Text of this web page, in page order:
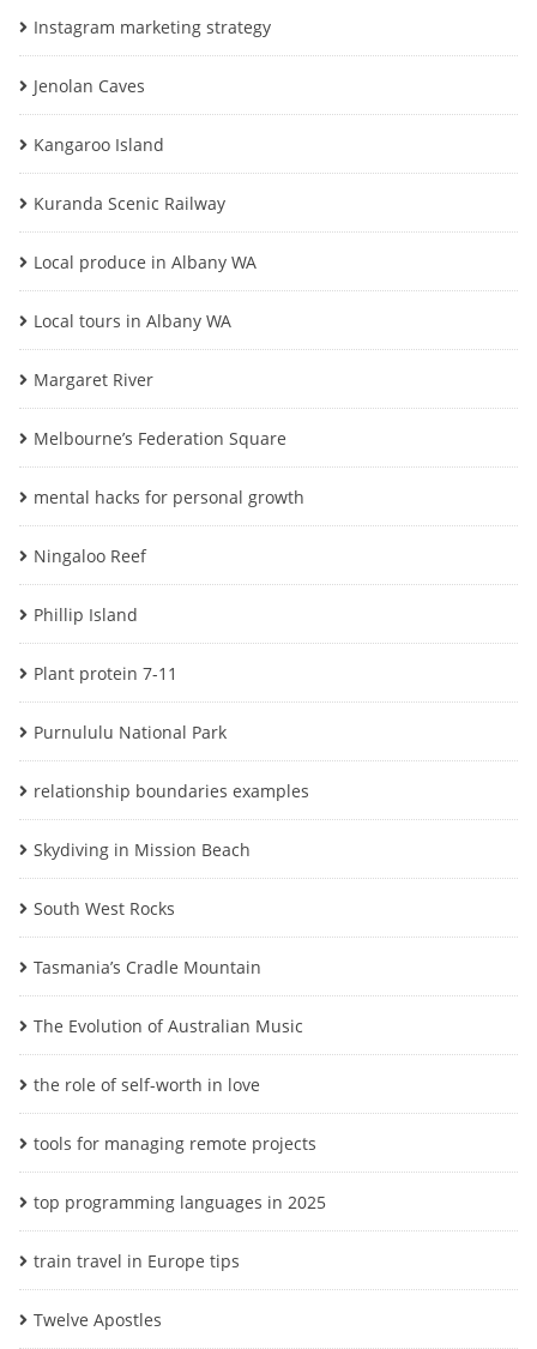
Instagram marketing strategy
Jenolan Caves
Kangaroo Island
Kuranda Scenic Railway
Local produce in Albany WA
Local tours in Albany WA
Margaret River
Melbourne’s Federation Square
mental hacks for personal growth
Ningaloo Reef
Phillip Island
Plant protein 7-11
Purnululu National Park
relationship boundaries examples
Skydiving in Mission Beach
South West Rocks
Tasmania’s Cradle Mountain
The Evolution of Australian Music
the role of self-worth in love
tools for managing remote projects
top programming languages in 2025
train travel in Europe tips
Twelve Apostles